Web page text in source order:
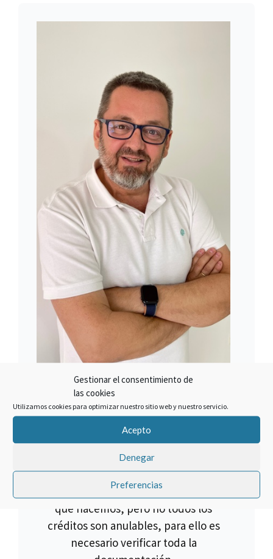
Gestionar el consentimiento de
las cookies
Utilizamos cookies para optimizar nuestro sitio web y nuestro servicio.
Acepto
Denegar
Preferencias
SOBRE EL AUTOR
Francisco Claros
El mejor método para lograr un
objetivo es hacer las cosas bien.
Cancelar un crédito asociado a la
compra de una multipropiedad es lo
que hacemos, pero no todos los
créditos son anulables, para ello es
necesario verificar toda la